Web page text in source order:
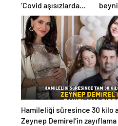
‘Covid aşısızlarda
pıhtı riski, 3 kat
daha fazla’
yok
Hamileliği süresince 30 kilo
Zeynep Demirel’in zayıflama